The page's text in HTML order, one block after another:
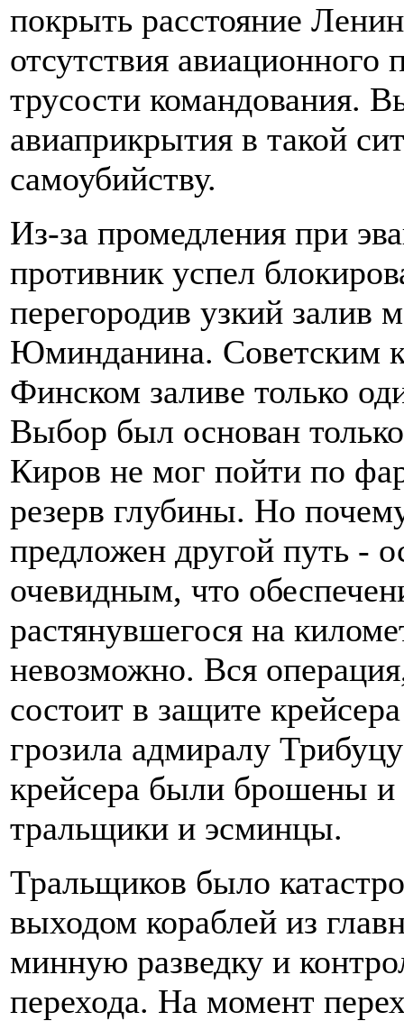
покрыть расстояние
отсутствия авиационного
трусости командования.
авиаприкрытия в такой
самоубийству.
Из-за промедления при
противник успел
перегородив узкий
Юминданина. Советским
Финском заливе только
Выбор был основан
Киров не мог пойти по
резерв глубины. Но
предложен другой путь -
очевидным, что
растянувшегося на
невозможно. Вся
состоит в защите
грозила адмиралу
крейсера были брошены и
тральщики и эсминцы.
Тральщиков было
выходом кораблей из
минную разведку и
перехода. На момент